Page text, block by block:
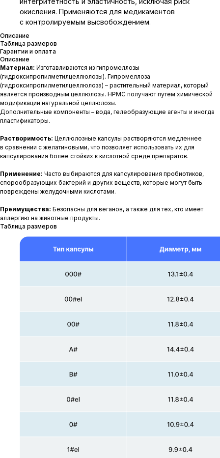
окисления. Применяются для медикаментов
с контролируемым высвобождением.
Описание
Таблица размеров
Гарантии и оплата
Описание
Материал: Изготавливаются из гипромеллозы
(гидроксипропилметилцеллюлозы). Гипромеллоза
(гидроксипропилметилцеллюлоза) – растительный материал, который
является производным целлюлозы. HPMC получают путем химической
модификации натуральной целлюлозы.
Дополнительные компоненты – вода, гелеобразующие агенты и иногда
пластификаторы.
Растворимость: Целлюлозные капсулы растворяются медленнее
в сравнении с желатиновыми, что позволяет использовать их для
капсулирования более стойких к кислотной среде препаратов.
Применение: Часто выбираются для капсулирования пробиотиков,
спорообразующих бактерий и других веществ, которые могут быть
повреждены желудочными кислотами.
Преимущества: Безопасны для веганов, а также для тех, кто имеет
аллергию на животные продукты.
Таблица размеров
+7 (800) 600-28-09
Пермь, ул. Ленина, д. 26, оф. 407